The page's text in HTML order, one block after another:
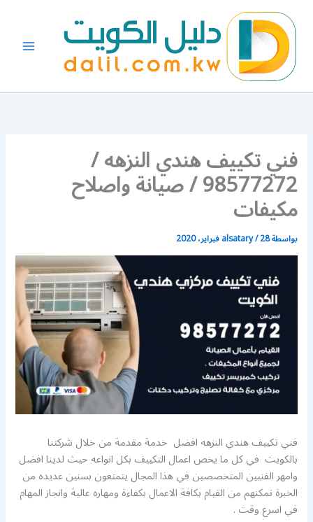
المحتوى
فني تكييف هندي النزهه /
98577272 / صيانة واصلاح
مكيفات
بواسطة alsatary/28 فبراير، 2020
فني تكييف هندي النزهه افضل خدمة مقدمة من خلال شركتنا
بالكويت في كل ما يخص اعمال التكييف بكل انواعه حيث لدينا افضل
وامهر الفنيين المتخصصين في هذا المجال يتمتعون بسنين عديده من
الخبرة تمكنهم من القيام بكافة الاعمال بكفاءة ومهاره عالية وانجاز المهام
في اسرع وقت .